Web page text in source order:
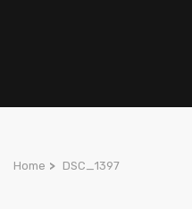
Home > DSC_1397